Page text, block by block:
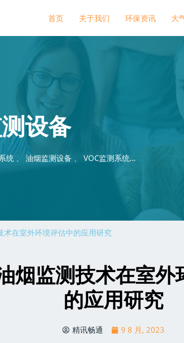
首页 关于我们 环保资讯 大
设备
统 、 油烟监测设备 、 VOC监测系统…
术在室外环境评估中的应用研究
烟监测技术在室外
的应用研究
精讯畅通 9 8 月, 2023